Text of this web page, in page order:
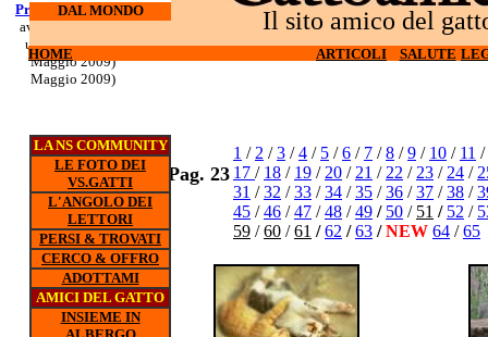
1 / 2 /3 /4 / 5 /6 / 7 /8 /9 / 10 / 11 /
17 / 18 / 19 / 20 / 21 / 22 / 23 / 24 /
31 /32 /33 /34 /35 /36 /37 /38 /
45 /46 /47 /48 / 49 / 50 / 51 / 52 /
59 / 60 / 61 / 62 / 63 /NEW 64 /65
HOME ARTICOLI SALUTE
Il sito amico del
DAL MONDO
HOME ARTICOLI SALUTE
LA NS COMMUNITY
LE FOTO DEI
VS.GATTI
L'ANGOLO DEI
LETTORI
PERSI & TROVATI
CERCO & OFFRO
ADOTTAMI
AMICI DEL GATTO
INSIEME IN
Pag. 23
Corso di
sopravvivenza
per gatti d'
appartamento (5
Maggio 2009)
Processo Docherty
aveva torturato ed
ucciso 3 gatti (6
Maggio 2009)